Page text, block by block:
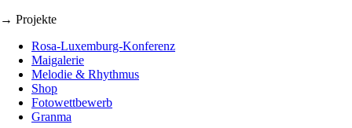
→ Projekte
Rosa-Luxemburg-Konferenz
Maigalerie
Melodie & Rhythmus
Shop
Fotowettbewerb
Granma